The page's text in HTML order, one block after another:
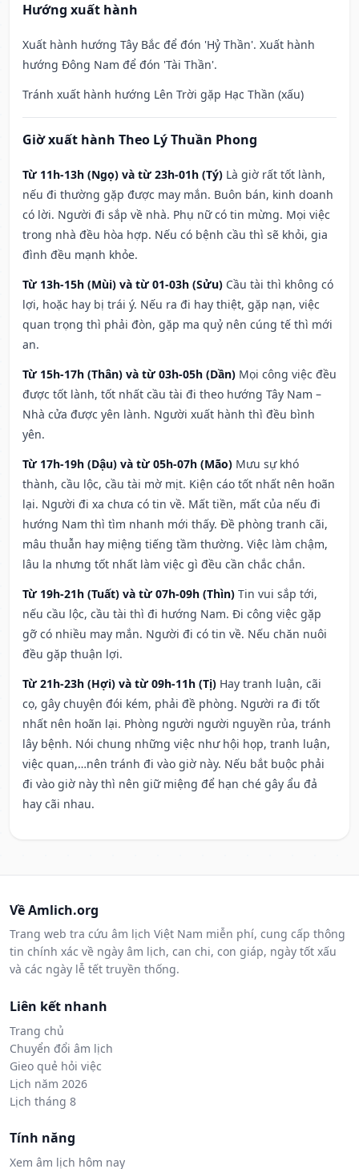
Hướng xuất hành
Xuất hành hướng Tây Bắc để đón 'Hỷ Thần'. Xuất hành
hướng Đông Nam để đón 'Tài Thần'.
Tránh xuất hành hướng Lên Trời gặp Hạc Thần (xấu)
Giờ xuất hành Theo Lý Thuần Phong
Từ 11h-13h (Ngọ) và từ 23h-01h (Tý) Là giờ rất tốt lành,
nếu đi thường gặp được may mắn. Buôn bán, kinh doanh
có lời. Người đi sắp về nhà. Phụ nữ có tin mừng. Mọi việc
trong nhà đều hòa hợp. Nếu có bệnh cầu thì sẽ khỏi, gia
đình đều mạnh khỏe.
Từ 13h-15h (Mùi) và từ 01-03h (Sửu) Cầu tài thì không có
lợi, hoặc hay bị trái ý. Nếu ra đi hay thiệt, gặp nạn, việc
quan trọng thì phải đòn, gặp ma quỷ nên cúng tế thì mới
an.
Từ 15h-17h (Thân) và từ 03h-05h (Dần) Mọi công việc đều
được tốt lành, tốt nhất cầu tài đi theo hướng Tây Nam –
Nhà cửa được yên lành. Người xuất hành thì đều bình
yên.
Từ 17h-19h (Dậu) và từ 05h-07h (Mão) Mưu sự khó
thành, cầu lộc, cầu tài mờ mịt. Kiện cáo tốt nhất nên hoãn
lại. Người đi xa chưa có tin về. Mất tiền, mất của nếu đi
hướng Nam thì tìm nhanh mới thấy. Đề phòng tranh cãi,
mâu thuẫn hay miệng tiếng tầm thường. Việc làm chậm,
lâu la nhưng tốt nhất làm việc gì đều cần chắc chắn.
Từ 19h-21h (Tuất) và từ 07h-09h (Thìn) Tin vui sắp tới,
nếu cầu lộc, cầu tài thì đi hướng Nam. Đi công việc gặp
gỡ có nhiều may mắn. Người đi có tin về. Nếu chăn nuôi
đều gặp thuận lợi.
Từ 21h-23h (Hợi) và từ 09h-11h (Tị) Hay tranh luận, cãi
cọ, gây chuyện đói kém, phải đề phòng. Người ra đi tốt
nhất nên hoãn lại. Phòng người người nguyền rủa, tránh
lây bệnh. Nói chung những việc như hội họp, tranh luận,
việc quan,…nên tránh đi vào giờ này. Nếu bắt buộc phải
đi vào giờ này thì nên giữ miệng để hạn ché gây ẩu đả
hay cãi nhau.
Về Amlich.org
Trang web tra cứu âm lịch Việt Nam miễn phí, cung cấp thông
tin chính xác về ngày âm lịch, can chi, con giáp, ngày tốt xấu
và các ngày lễ tết truyền thống.
Liên kết nhanh
Trang chủ
Chuyển đổi âm lịch
Gieo quẻ hỏi việc
Lịch năm 2026
Lịch tháng 8
Tính năng
Xem âm lịch hôm nay